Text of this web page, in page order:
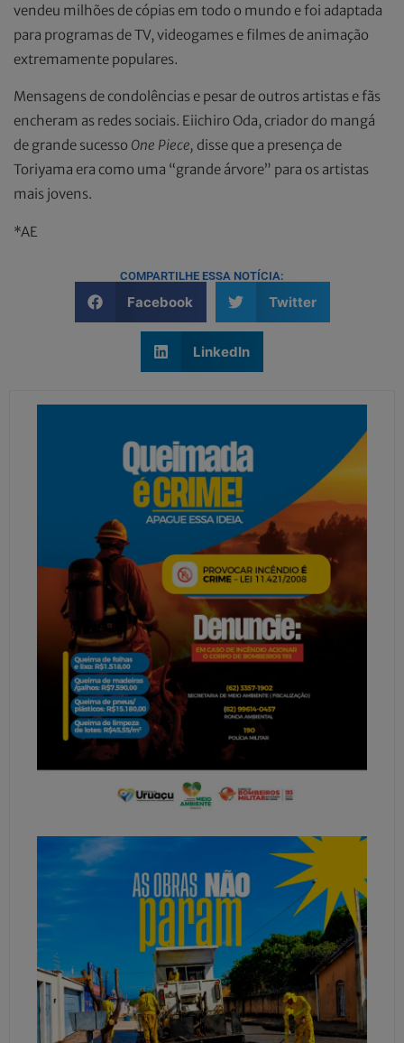
vendeu milhões de cópias em todo o mundo e foi adaptada
para programas de TV, videogames e filmes de animação
extremamente populares.
Mensagens de condolências e pesar de outros artistas e fãs
encheram as redes sociais. Eiichiro Oda, criador do mangá
de grande sucesso One Piece, disse que a presença de
Toriyama era como uma “grande árvore” para os artistas
mais jovens.
*AE
COMPARTILHE ESSA NOTÍCIA:
Facebook Twitter
LinkedIn